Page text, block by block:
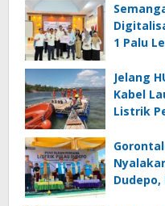
1 Palu
Jelang
Kabel
Listrik